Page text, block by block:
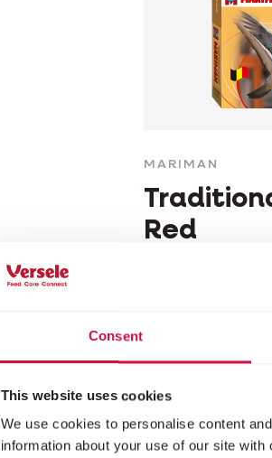
Consent
This website uses cookies
We use cookies to personalise content
information about your use of our site
MARIMAN
Red